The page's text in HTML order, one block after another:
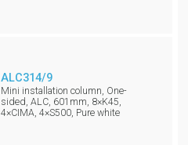
ALC314/9
Mini installation column, One-
sided, ALC, 601mm, 8×K45,
4×CIMA, 4×S500, Pure white